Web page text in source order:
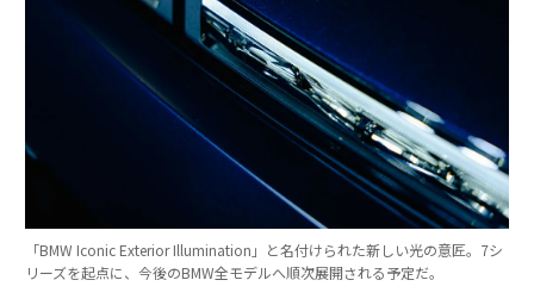
「BMW Iconic Exterior Illumination」と名付けられた新しい光の意匠。7シ
リーズを起点に、今後のBMW全モデルへ順次展開される予定だ。